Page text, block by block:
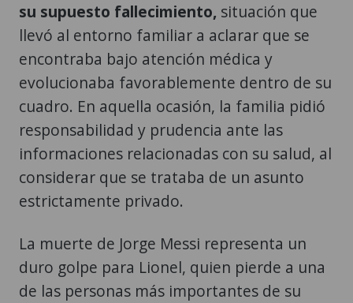
su supuesto fallecimiento, situación que
llevó al entorno familiar a aclarar que se
encontraba bajo atención médica y
evolucionaba favorablemente dentro de su
cuadro. En aquella ocasión, la familia pidió
responsabilidad y prudencia ante las
informaciones relacionadas con su salud, al
considerar que se trataba de un asunto
estrictamente privado.
La muerte de Jorge Messi representa un
duro golpe para Lionel, quien pierde a una
de las personas más importantes de su